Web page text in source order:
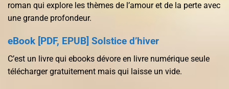
roman qui explore les thèmes de l’amour et de la perte avec
une grande profondeur.
eBook [PDF, EPUB] Solstice d’hiver
C’est un livre qui ebooks dévore en livre numérique seule
télécharger gratuitement mais qui laisse un vide.